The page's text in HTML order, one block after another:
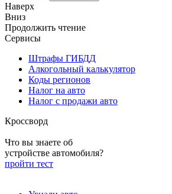
Наверх
Вниз
Продолжить чтение
Сервисы
Штрафы ГИБДД
Алкогольный калькулятор
Коды регионов
Налог на авто
Налог с продажи авто
Кроссворд
Что вы знаете об
устройстве автомобиля?
пройти тест